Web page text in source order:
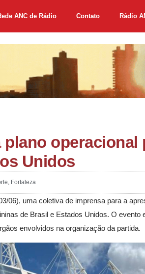
ANC de Rádio Contato Rádio
plano operacional
Unidos
, Fortaleza
06), uma coletiva de imprensa para a
de Brasil e Estados Unidos. O evento
envolvidos na organização da partida.